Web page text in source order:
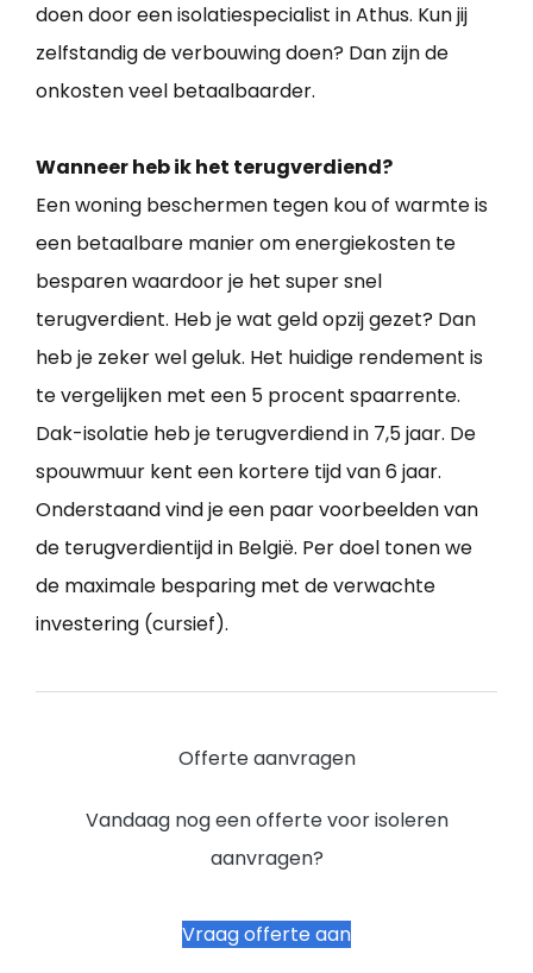
doen door een isolatiespecialist in Athus. Kun jij
zelfstandig de verbouwing doen? Dan zijn de
onkosten veel betaalbaarder.
Wanneer heb ik het terugverdiend?
Een woning beschermen tegen kou of warmte is
een betaalbare manier om energiekosten te
besparen waardoor je het super snel
terugverdient. Heb je wat geld opzij gezet? Dan
heb je zeker wel geluk. Het huidige rendement is
te vergelijken met een 5 procent spaarrente.
Dak-isolatie heb je terugverdiend in 7,5 jaar. De
spouwmuur kent een kortere tijd van 6 jaar.
Onderstaand vind je een paar voorbeelden van
de terugverdientijd in België. Per doel tonen we
de maximale besparing met de verwachte
investering (cursief).
Offerte aanvragen
Vandaag nog een offerte voor isoleren
aanvragen?
Vraag offerte aan